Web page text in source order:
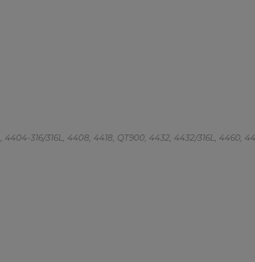
4404-316/316L, 4408, 4418, QT900, 4432, 4432/316L, 4460,